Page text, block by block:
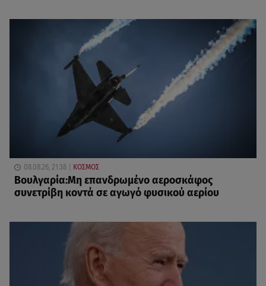
08.08.26, 21:38 ΚΟΣΜΟΣ
Βουλγαρία:Μη επανδρωμένο αεροσκάφος
συνετρίβη κοντά σε αγωγό φυσικού αερίου